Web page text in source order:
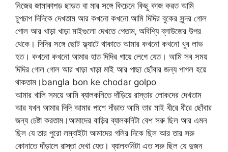
নিজের জামাকাপড় ছাড়ত বা মার সঙ্গে কিচেনে কিছু কাজ করত আমি
চুপচাপ দিদিকে দেখতাম আর কখনো কখনো আমি দিদির বুকের সুন্দর গোল
গোল আর খাড়া খাড়া মাইগুলো দেখতে পেতাম‚ অবিশ্যি ব্লাউজের উপর
থেকে। দিদির সঙ্গে ছোট ফ্ল্যাটে থাকাতে আমার কখনো কখনো খুব লাভ
হত। কখনো কখনো আমার হাত দিদির গায়ে লেগে যেত। আমি সব সময়
দিদির গোল গোল আর খাড়া খাড়া মাই আর পাছা ছোঁবার জন্য পাগল হয়ে
থাকতাম।bangla bon ke chodar golpo
আমার খালি সময়ে আমি ব্যালকনিতে দাঁড়িয়ে রাস্তার লোকদের দেখতাম
আর যখন আমার দিদি আমার পাশে দাঁড়াত আমি তার মাই ধীরে ধীরে ছোঁবার
জন্য চেষ্টা করতাম।আমাদের বাড়ির ব্যালকনিটা বেশ সরু ছিল আর এমন
ছিল যে তার পুরো লম্বাইটা আমাদের গলির দিকে ছিল আর তার সরু
কোনাতে দাঁড়ালে রাস্তা দেখা যেত। ব্যালকনিটা এত সরু ছিল যে দুজন